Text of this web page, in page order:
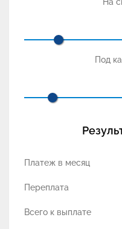
На
Под
Платеж в месяц
Переплата
Всего к выплате